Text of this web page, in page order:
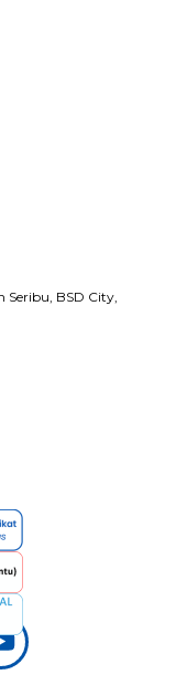
BSD City,